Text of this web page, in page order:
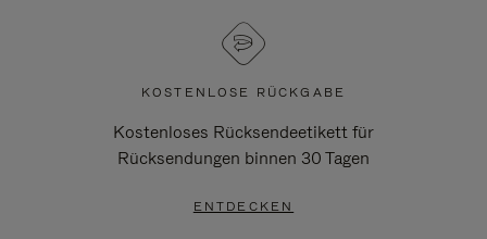
KOSTENLOSE RÜCKGABE
Kostenloses Rücksendeetikett für
Rücksendungen binnen 30 Tagen
ENTDECKEN